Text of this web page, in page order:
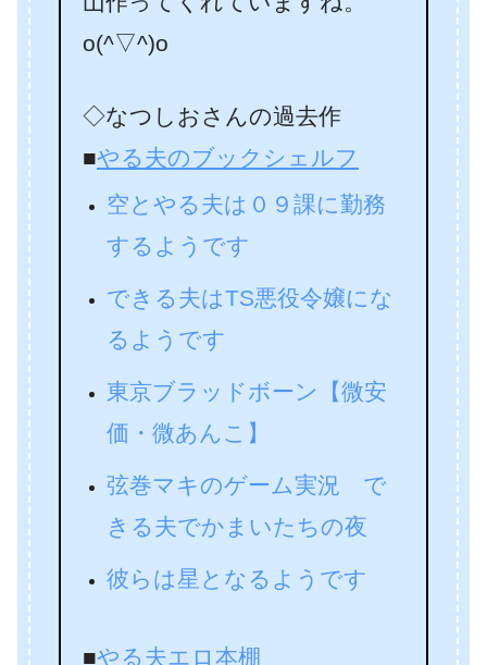
o(^▽^)o
◇なつしおさんの過去作
■やる夫のブックシェルフ
空とやる夫は０９課に勤務
するようです
できる夫はTS悪役令嬢にな
るようです
東京ブラッドボーン【微安
価・微あんこ】
弦巻マキのゲーム実況 で
きる夫でかまいたちの夜
彼らは星となるようです
■やる夫エロ本棚